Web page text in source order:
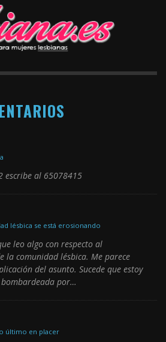
escribe al 65078415
lésbica se está erosionando
leo algo con respecto al
la comunidad lésbica. Me parece
del asunto. Sucede que estoy
por…
último en placer